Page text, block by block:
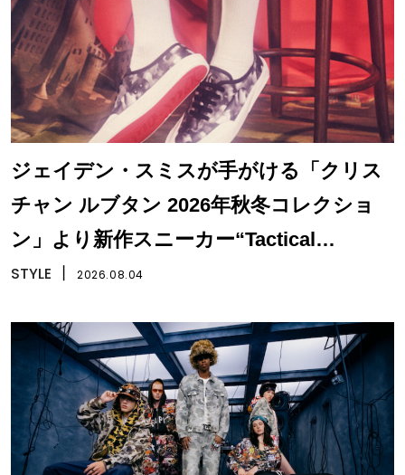
ジェイデン・スミスが手がける「クリス
チャン ルブタン 2026年秋冬コレクショ
ン」より新作スニーカー“Tactical
Skate”が登場
STYLE 2026.08.04